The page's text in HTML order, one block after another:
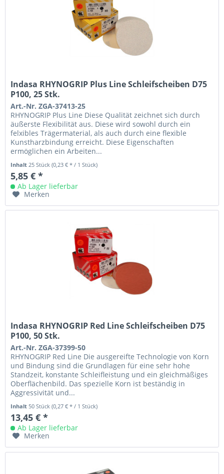
Indasa RHYNOGRIP Plus Line Schleifscheiben D75
P100, 25 Stk.
Art.-Nr. ZGA-37413-25
RHYNOGRIP Plus Line Diese Qualität zeichnet sich durch
äußerste Flexibilität aus. Diese wird sowohl durch ein
felxibles Trägermaterial, als auch durch eine flexible
Kunstharzbindung erreicht. Diese Eigenschaften
ermöglichen ein Arbeiten...
Inhalt 25 Stück(0,23 € * / 1 Stück)
5,85 € *
Ab Lager lieferbar
Merken
Indasa RHYNOGRIP Red Line Schleifscheiben D75
P100, 50 Stk.
Art.-Nr. ZGA-37399-50
RHYNOGRIP Red Line Die ausgereifte Technologie von Korn
und Bindung sind die Grundlagen für eine sehr hohe
Standzeit, konstante Schleifleistung und ein gleichmäßiges
Oberflächenbild. Das spezielle Korn ist beständig in
Aggressivität und...
Inhalt50 Stück(0,27 € * / 1 Stück)
13,45 € *
Ab Lager lieferbar
Merken